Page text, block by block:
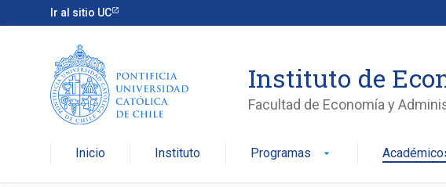
Ir al sitio UC
Instituto de
Facultad de Economía y
Inicio Instituto Programas arrow_drop_down